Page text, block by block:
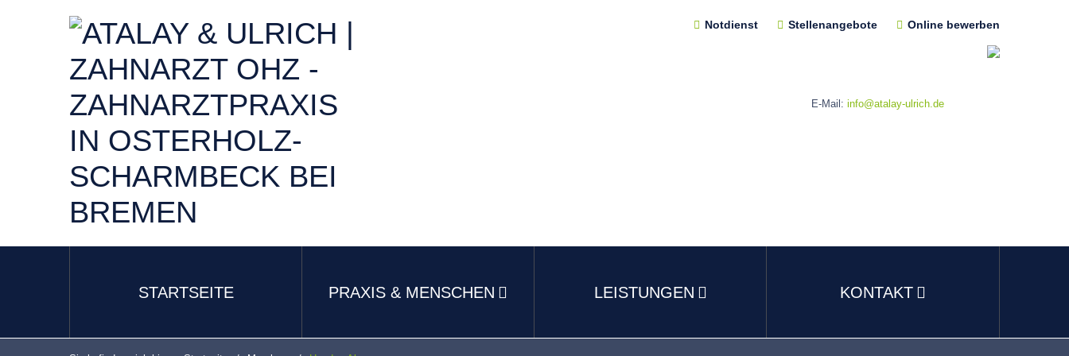
Notdienst Stellenangebote Online bewerben
E-Mail: info@atalay-ulrich.de
STARTSEITE PRAXIS & MENSCHEN LEISTUNGEN KONTAKT